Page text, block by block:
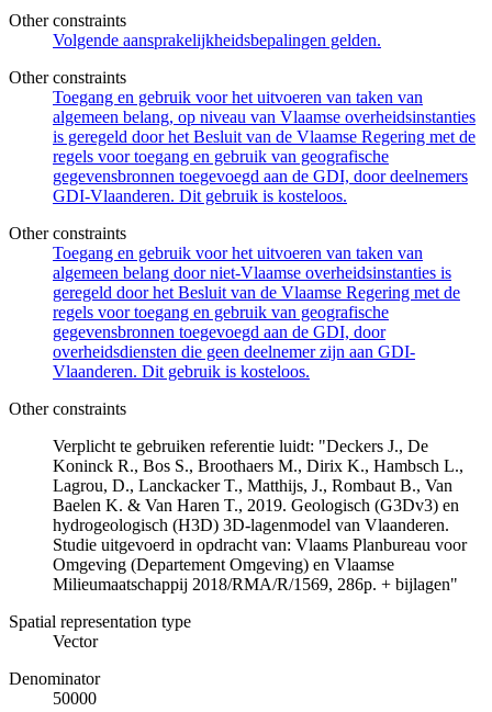
Other constraints
Volgende aansprakelijkheidsbepalingen gelden.
Other constraints
Toegang en gebruik voor het uitvoeren van taken van
algemeen belang, op niveau van Vlaamse overheidsinstanties
is geregeld door het Besluit van de Vlaamse Regering met de
regels voor toegang en gebruik van geografische
gegevensbronnen toegevoegd aan de GDI, door deelnemers
GDI-Vlaanderen. Dit gebruik is kosteloos.
Other constraints
Toegang en gebruik voor het uitvoeren van taken van
algemeen belang door niet-Vlaamse overheidsinstanties is
geregeld door het Besluit van de Vlaamse Regering met de
regels voor toegang en gebruik van geografische
gegevensbronnen toegevoegd aan de GDI, door
overheidsdiensten die geen deelnemer zijn aan GDI-
Vlaanderen. Dit gebruik is kosteloos.
Other constraints
Verplicht te gebruiken referentie luidt: "Deckers J., De
Koninck R., Bos S., Broothaers M., Dirix K., Hambsch L.,
Lagrou, D., Lanckacker T., Matthijs, J., Rombaut B., Van
Baelen K. & Van Haren T., 2019. Geologisch (G3Dv3) en
hydrogeologisch (H3D) 3D-lagenmodel van Vlaanderen.
Studie uitgevoerd in opdracht van: Vlaams Planbureau voor
Omgeving (Departement Omgeving) en Vlaamse
Milieumaatschappij 2018/RMA/R/1569, 286p. + bijlagen"
Spatial representation type
Vector
Denominator
50000